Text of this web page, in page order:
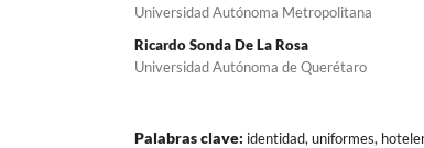
Universidad Autónoma Metropolitana
Ricardo Sonda De La Rosa
Universidad Autónoma de Querétaro
Palabras clave: identidad, uniformes,